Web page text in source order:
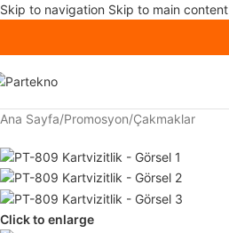
Skip to navigation Skip to main content
Ana Sayfa/Promosyon/Çakmaklar
Click to enlarge